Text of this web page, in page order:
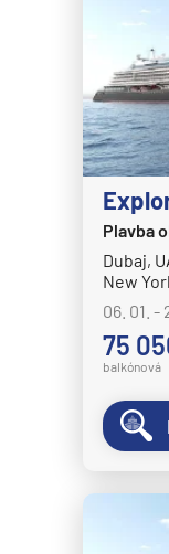
Expedičné
Arktída
Galapágy
Potvrdiť
Celebrity
Celestyal
Plavba
Dubaj,
New
06. 01. -
75
balkónová